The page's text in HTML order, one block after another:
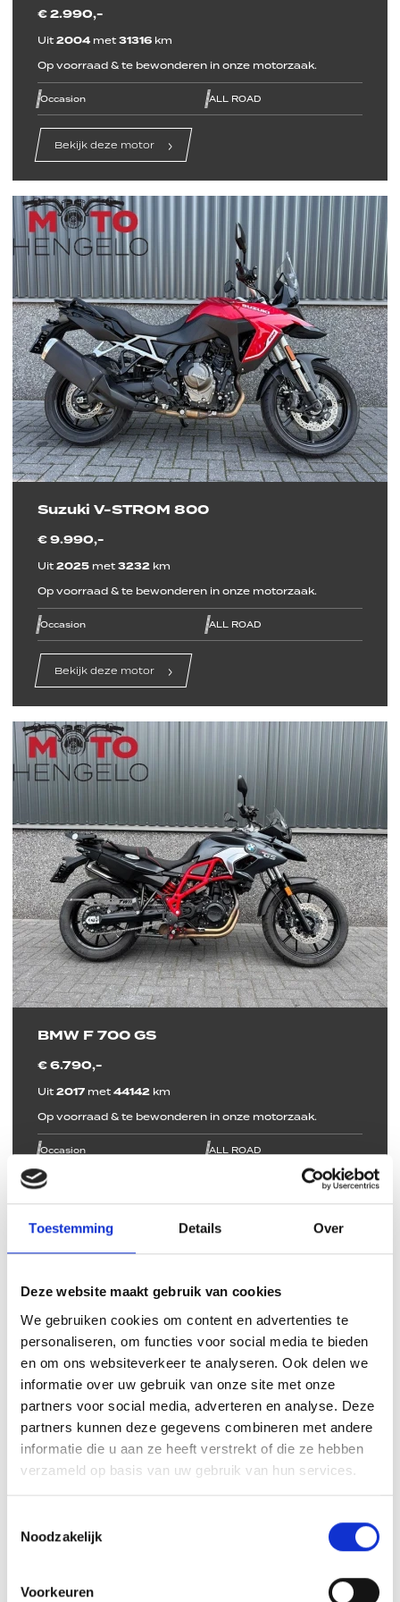
Toestemming Details Over
Deze website maakt gebruik van cookies
We gebruiken cookies om content en advertenties te
personaliseren, om functies voor social media te bieden
en om ons websiteverkeer te analyseren. Ook delen we
informatie over uw gebruik van onze site met onze
partners voor social media, adverteren en analyse. Deze
partners kunnen deze gegevens combineren met andere
informatie die u aan ze heeft verstrekt of die ze hebben
verzameld op basis van uw gebruik van hun services.
Noodzakelijk
Voorkeuren
€ 2.990,-
Uit 2004 met 31316 km
Op voorraad & te bewonderen in onze motorzaak.
line
line
line
Occasion line
line
line
ALL ROAD
Bekijk deze motor
Suzuki V-STROM 800
€ 9.990,-
Uit 2025 met 3232 km
Op voorraad & te bewonderen in onze motorzaak.
line
line
line
Occasion line
line
line
ALL ROAD
Bekijk deze motor
BMW F 700 GS
€ 6.790,-
Uit 2017 met 44142 km
Op voorraad & te bewonderen in onze motorzaak.
line
line
line
Occasion line
line
line
ALL ROAD
€ 10.490,-